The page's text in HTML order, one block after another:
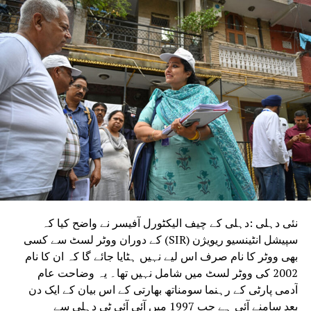
پر اپنے ملازمین کو آج گھر سے کام کرنے دیں۔
شہریوں سے بھی اپیل کی گئی ہے کہ وہ صرف ضروری
کاموں کے لیے گھروں سے نکلیں۔گروگرام کی
میونسپل کارپوریشن اور گروگرام میٹروپولیٹن
ڈیولپمنٹ اتھارٹی (جی ایم ڈی اے) کی ٹیموں کو
صورتحال پر قابو پانے کے لیے الرٹ پر رکھا گیا
ہے۔ متاثرہ علاقوں اور انڈر پاسز سے پانی نکالنے
کے لیے ہیوی ڈیوٹی پمپ استعمال کیے جا رہے ہیں۔
حکام کا کہنا ہے کہ پانی کی نکاسی میں مدد کے لیے
تمام نکاسی آب کے مقامات پر اہلکار تعینات کیے
گئے ہیں۔
نئی دہلی :دہلی کے چیف الیکٹورل آفیسر نے واضح کیا کہ
سپیشل انٹینسیو ریویژن (SIR) کے دوران ووٹر لسٹ سے کسی
بھی ووٹر کا نام صرف اس لیے نہیں ہٹایا جائے گا کہ ان کا نام
2002 کی ووٹر لسٹ میں شامل نہیں تھا۔ یہ وضاحت عام
آدمی پارٹی کے رہنما سومناتھ بھارتی کے اس بیان کے ایک دن
بعد سامنے آئی ہے جب 1997 میں آئی آئی ٹی دہلی سے